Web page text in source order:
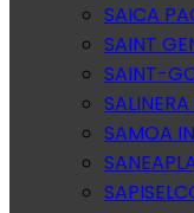
SAICA
SAINT
SAINT-
SAMOA